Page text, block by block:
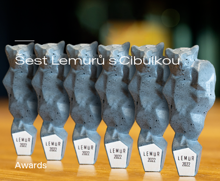
Šest Lemurů s Cibulkou
Awards